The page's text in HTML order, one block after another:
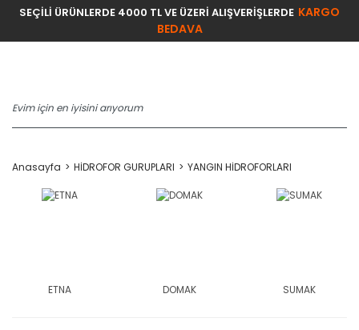
SEÇİLİ ÜRÜNLERDE 4000 TL VE ÜZERİ ALIŞVERİŞLERDE KARGO
BEDAVA
Anasayfa HİDROFOR GURUPLARI YANGIN HİDROFORLARI
ETNA DOMAK SUMAK